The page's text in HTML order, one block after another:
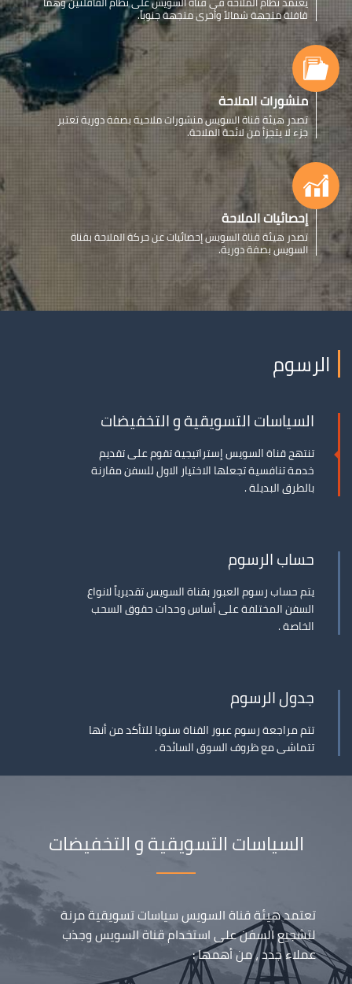
قافلة متجهة شمالاً وأخرى متجهة جنوباً.
منشورات الملاحة
تصدر هيئة قناة السويس منشورات ملاحية بصفة دورية تعتبر
جزء لا يتجزأ من لائحة الملاحة.
إحصائيات الملاحة
تصدر هيئة قناة السويس إحصائيات عن حركة الملاحة بقناة
السويس بصفة دورية.
الرسوم
السياسات التسويقية و التخفيضات
تنتهج قناة السويس إستراتيجية تقوم على تقديم
خدمة تنافسية تجعلها الاختيار الاول للسفن مقارنة
بالطرق البديلة .
حساب الرسوم
يتم حساب رسوم العبور بقناة السويس تقديرياً لانواع
السفن المختلفة على أساس وحدات حقوق السحب
الخاصة .
جدول الرسوم
تتم مراجعة رسوم عبور القناة سنويا للتأكد من أنها
تتماشى مع ظروف السوق السائدة .
السياسات التسويقية و التخفيضات
تعتمد هيئة قناة السويس سياسات تسويقية مرنة
لتشجيع السفن على استخدام قناة السويس وجذب
عملاء جدد ، من أهمها :